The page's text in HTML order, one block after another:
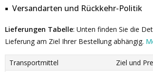
Versandarten und Rückkehr-Politik
Lieferungen Tabelle: Unten finden Sie die
Lieferung am Ziel Ihrer Bestellung abhängig.
Transportmittel
Ziel und